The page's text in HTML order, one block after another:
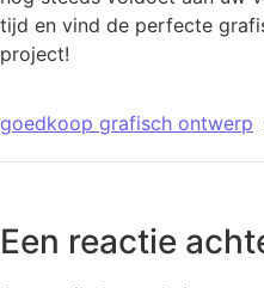
tijd en vind de perfecte
project!
goedkoop grafisch ontwerp
Een reactie